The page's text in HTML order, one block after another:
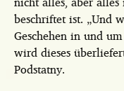
beschriftet ist. „Und
Geschehen in und
wird dieses
Podstatny.